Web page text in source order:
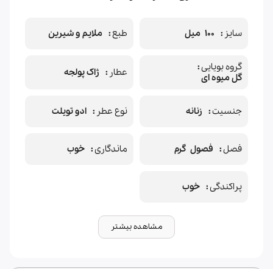
سایز 100 میل طبع ملایم و شیرین
گروه بویایی
گل میوه ای
عطار ژاک پولجه
جنسیت زنانه نوع عطر ادو تویلت
فصل فصول گرم ماندگاری خوب
پراکندگی خوب
مشاهده بیشتر